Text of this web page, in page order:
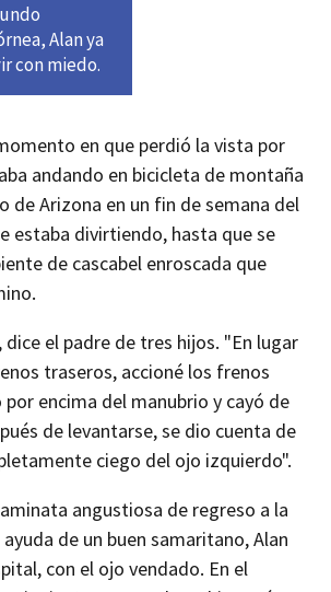
Alan ya
con miedo.
en que perdió la vista por
andando en bicicleta de montaña
de Arizona en un fin de semana del
estaba divirtiendo, hasta que se
de cascabel enroscada que
dice el padre de tres hijos. "En lugar
traseros, accioné los frenos
encima del manubrio y cayó de
de levantarse, se dio cuenta de
ciego del ojo izquierdo".
angustiosa de regreso a la
de un buen samaritano, Alan
con el ojo vendado. En el